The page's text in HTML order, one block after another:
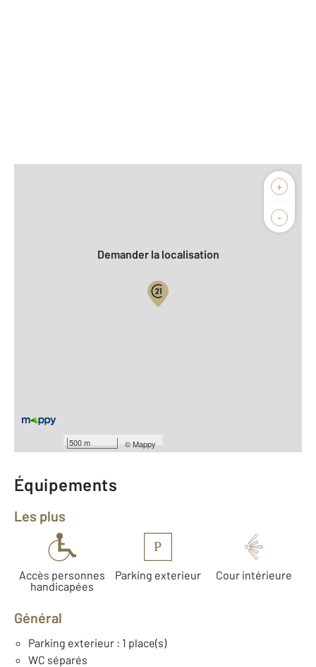
+
-
500 m ©Mappy
Biens vendus
Demander la localisation
Type de construction : Traditionnelle
Année construction : 1985
Équipements
Les plus
Accès personnes
handicapées
P
Parking exterieur Cour intérieure
Général
Parking exterieur : 1 place(s)
WC séparés